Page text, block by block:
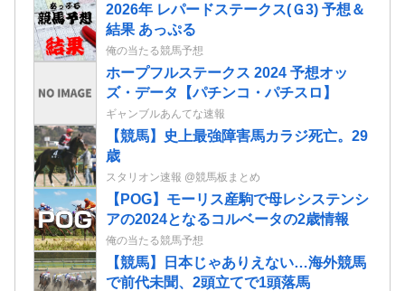
2026年 レパードステークス(Ｇ3) 予想＆
結果 あっぷる
俺の当たる競馬予想
ホープフルステークス 2024 予想オッ
ズ・データ【パチンコ・パチスロ】
ギャンブルあんてな速報
【競馬】史上最強障害馬カラジ死亡。29
歳
スタリオン速報 @競馬板まとめ
【POG】モーリス産駒で母レシステンシ
アの2024となるコルベータの2歳情報
俺の当たる競馬予想
【競馬】日本じゃありえない…海外競馬
で前代未聞、2頭立てで1頭落馬